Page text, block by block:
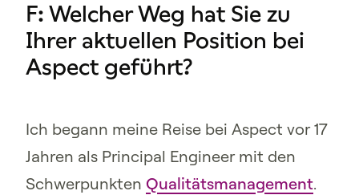
F: Welcher Weg hat Sie zu
Ihrer aktuellen Position bei
Aspect geführt?
Ich begann meine Reise bei Aspect vor 17
Jahren als Principal Engineer mit den
Schwerpunkten Qualitätsmanagement.